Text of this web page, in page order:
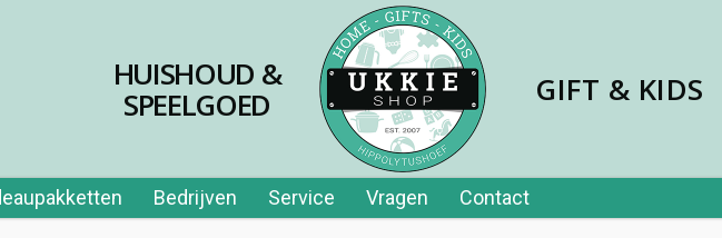
HUISHOUD &
SPEELGOED GIFT & KIDS
Bedrijven Service Vragen Contact